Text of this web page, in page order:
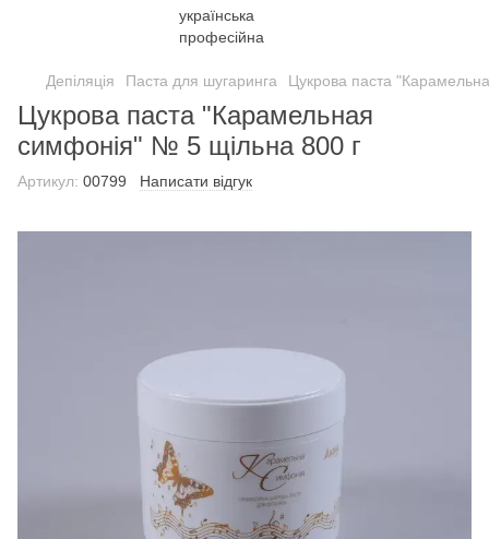
Депіляція Паста для шугаринга Цукрова паста
Цукрова паста "Карамельная
симфонія" № 5 щільна 800 г
Артикул: 00799 Написати відгук